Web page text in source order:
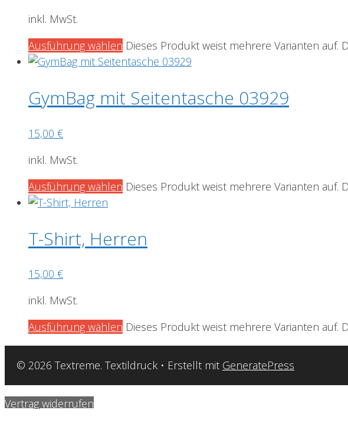
inkl. MwSt.
Ausführung wählen Dieses Produkt weist mehrere Varianten
GymBag mit Seitentasche 03929
15,00 €
inkl. MwSt.
Ausführung wählen Dieses Produkt weist mehrere Varianten
T-Shirt, Herren
15,00 €
inkl. MwSt.
Ausführung wählen Dieses Produkt weist mehrere Varianten
© 2026 Textreme. Textildruck • Erstellt mit GeneratePress
Vertrag widerrufen